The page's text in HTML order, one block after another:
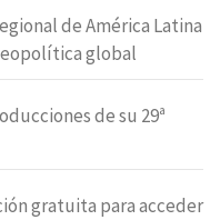
de América Latina
global
de su 29ª
gratuita para acceder